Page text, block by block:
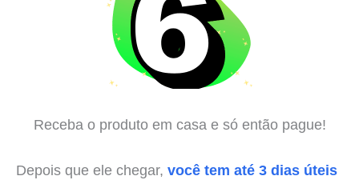
Receba o produto em casa e só então pague!
Depois que ele chegar, você tem até 3 dias úteis